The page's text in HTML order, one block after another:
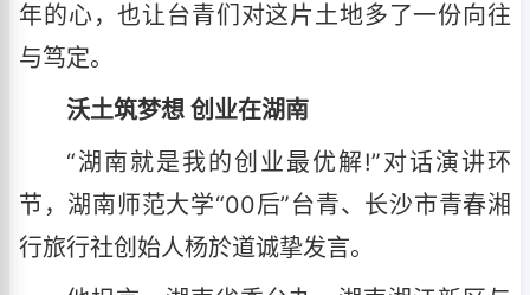
年的心，也让台青们对这片土地多了一份向往
与笃定。
沃土筑梦想 创业在湖南
“湖南就是我的创业最优解!”对话演讲环
节，湖南师范大学“00后”台青、长沙市青春湘
行旅行社创始人杨於道诚挚发言。